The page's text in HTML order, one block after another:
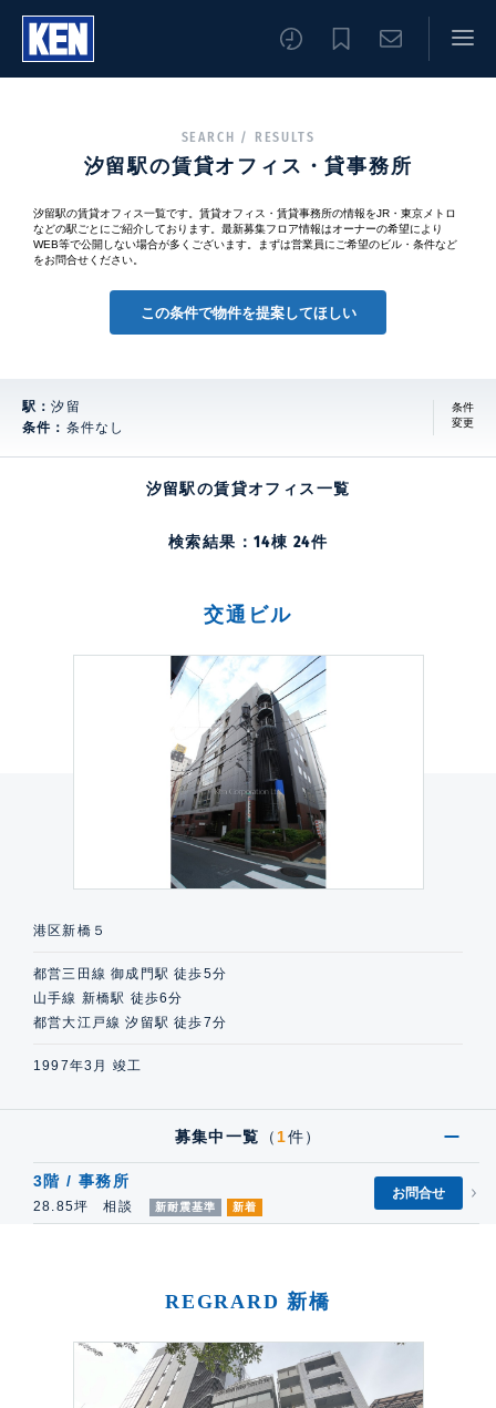
SEARCH / RESULTS
汐留駅の賃貸オフィス・貸事務所
汐留駅の賃貸オフィス一覧です。賃貸オフィス・賃貸事務所の情報をJR・東京メトロ
などの駅ごとにご紹介しております。最新募集フロア情報はオーナーの希望により
WEB等で公開しない場合が多くございます。まずは営業員にご希望のビル・条件など
をお問合せください。
この条件で物件を提案してほしい
駅：汐留
条件： 条件なし
条件
変更
汐留駅の賃貸オフィス一覧
検索結果：14棟 24件
交通ビル
港区新橋５
都営三田線 御成門駅 徒歩5分
山手線 新橋駅 徒歩6分
都営大江戸線 汐留駅 徒歩7分
1997年3月 竣工
募集中一覧 （ 1件）
3階 / 事務所
28.85坪 相談 新耐震基準 新着
お問合せ
REGRARD 新橋